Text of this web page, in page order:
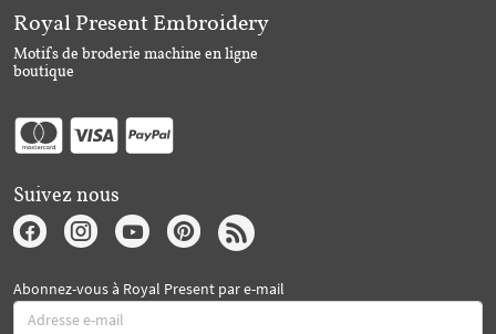
Royal Present Embroidery
Motifs de broderie machine en ligne
boutique
Suivez nous
Abonnez-vous à Royal Present par e-mail